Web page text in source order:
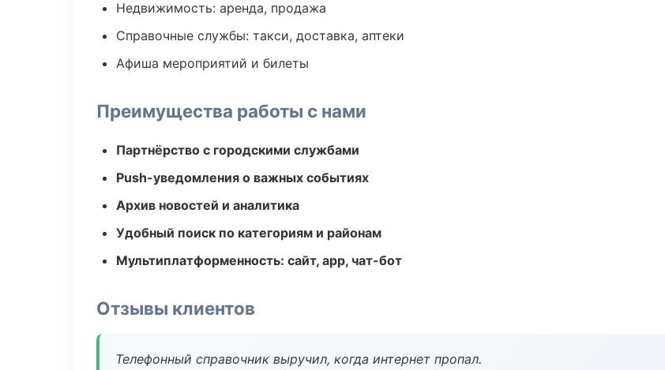
Недвижимость: аренда, продажа
Справочные службы: такси, доставка, аптеки
Афиша мероприятий и билеты
Преимущества работы с нами
Партнёрство с городскими службами
Push-уведомления о важных событиях
Архив новостей и аналитика
Удобный поиск по категориям и районам
Мультиплатформенность: сайт, app, чат-бот
Отзывы клиентов
Телефонный справочник выручил, когда интернет пропал.